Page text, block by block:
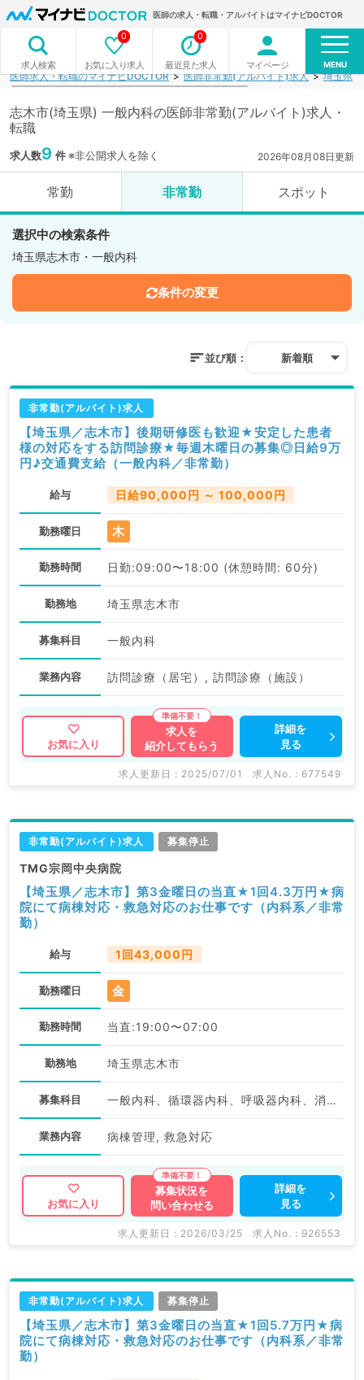
医師の求人・転職・アルバイトはマイナビDOCTOR
求人検索 お気に入り求人
0
最近見た求人
0
マイページ MENU
医師求人・転職のマイナビDOCTOR 医師非常勤(アルバイト)求人 埼玉県
志木市(埼玉県) 一般内科の医師非常勤(アルバイト)求人・
転職
求人数9 件※非公開求人を除く 2026年08月08日更新
常勤 非常勤 スポット
選択中の検索条件
埼玉県志木市・一般内科
条件の変更
並び順： 新着順
非常勤(アルバイト)求人
【埼玉県／志木市】後期研修医も歓迎★安定した患者
様の対応をする訪問診療★毎週木曜日の募集◎日給9万
円♪交通費支給（一般内科／非常勤）
給与 日給90,000円 ～ 100,000円
勤務曜日 木
勤務時間 日勤:09:00〜18:00 (休憩時間: 60分)
勤務地 埼玉県志木市
募集科目 一般内科
業務内容 訪問診療（居宅）, 訪問診療（施設）
お気に入り
求人を
紹介してもらう
詳細を
見る
求人更新日 : 2025/07/01 求人No. : 677549
非常勤(アルバイト)求人 募集停止
TMG宗岡中央病院
【埼玉県／志木市】第3金曜日の当直★1回4.3万円★病
院にて病棟対応・救急対応のお仕事です（内科系／非常
勤）
給与 1回43,000円
勤務曜日 金
勤務時間 当直:19:00〜07:00
勤務地 埼玉県志木市
募集科目 一般内科、循環器内科、呼吸器内科、消化器内科、内分泌・代謝内科
業務内容 病棟管理, 救急対応
お気に入り
募集状況を
問い合わせる
詳細を
見る
求人更新日 : 2026/03/25 求人No. : 926553
非常勤(アルバイト)求人 募集停止
【埼玉県／志木市】第3金曜日の当直★1回5.7万円★病
院にて病棟対応・救急対応のお仕事です（内科系／非常
勤）